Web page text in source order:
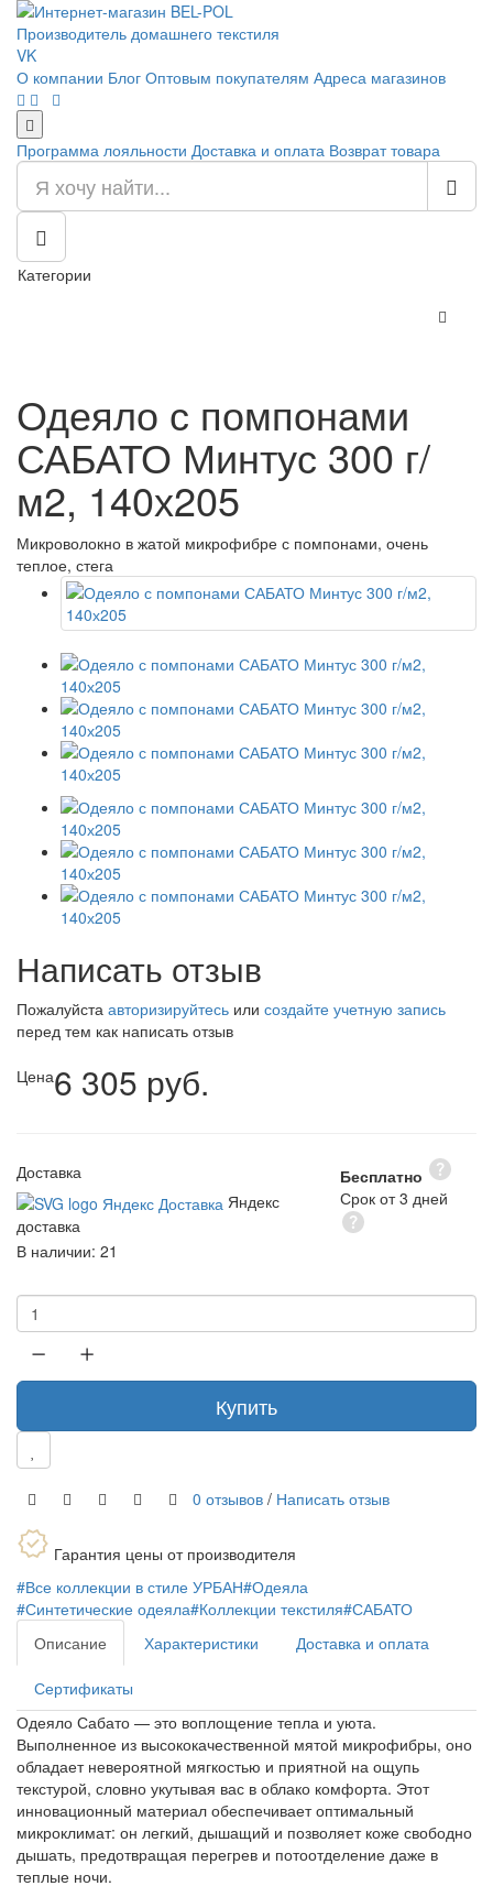
Производитель домашнего текстиля
VK
О компании Блог Оптовым покупателям Адреса магазинов
Программа лояльности Доставка и оплата Возврат товара
Категории
Одеяло с помпонами
САБАТО Минтус 300 г/
м2, 140х205
Микроволокно в жатой микрофибре с помпонами, очень
теплое, стега
Написать отзыв
Пожалуйста авторизируйтесь или создайте учетную запись
перед тем как написать отзыв
Цена6 305 руб.
Доставка
Бесплатно
Яндекс
доставка
Срок от 3 дней
В наличии: 21
Купить
0 отзывов / Написать отзыв
Гарантия цены от производителя
#Все коллекции в стиле УРБАН#Одеяла
#Синтетические одеяла#Коллекции текстиля#САБАТО
Описание
Характеристики Доставка и оплата
Сертификаты
Одеяло Сабато — это воплощение тепла и уюта.
Выполненное из высококачественной мятой микрофибры, оно
обладает невероятной мягкостью и приятной на ощупь
текстурой, словно укутывая вас в облако комфорта. Этот
инновационный материал обеспечивает оптимальный
микроклимат: он легкий, дышащий и позволяет коже свободно
дышать, предотвращая перегрев и потоотделение даже в
теплые ночи.